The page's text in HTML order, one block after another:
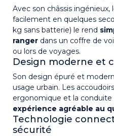
Avec son châssis
facilement en quelques
kg sans batterie) le rend
ranger dans un coffre de
ou lors de voyages.
Design moderne et
Son design épuré et
usage urbain. Les
ergonomique et la
expérience agréable au
Technologie
sécurité